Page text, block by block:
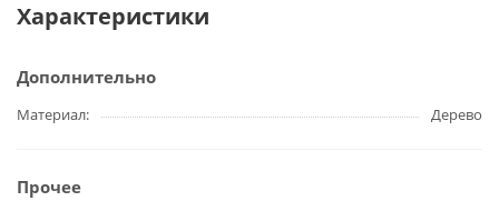
Характеристики
Дополнительно
Материал Дерево
Прочее